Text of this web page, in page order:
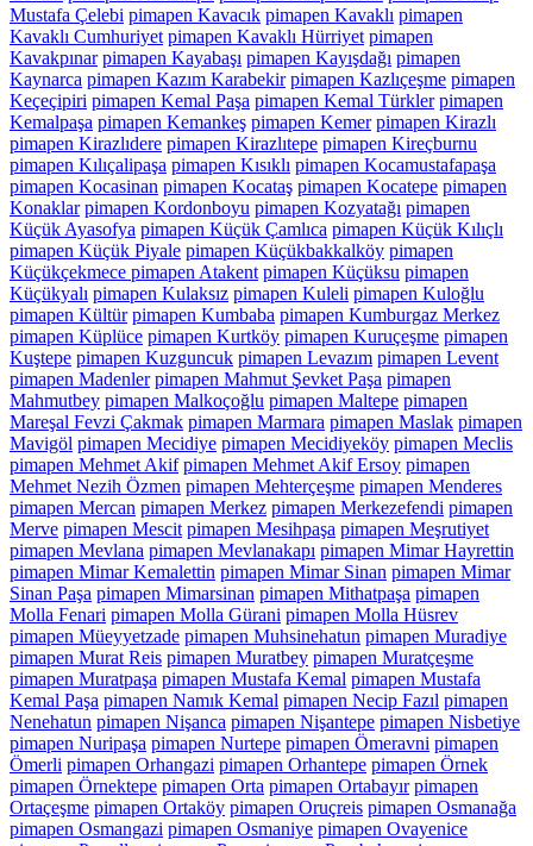
Mustafa Çelebi pimapen Kavacık pimapen Kavaklı pimapen
Kavaklı Cumhuriyet pimapen Kavaklı Hürriyet pimapen
Kavakpınar pimapen Kayabaşı pimapen Kayışdağı pimapen
Kaynarca pimapen Kazım Karabekir pimapen Kazlıçeşme pimapen
Keçeçipiri pimapen Kemal Paşa pimapen Kemal Türkler pimapen
Kemalpaşa pimapen Kemankeş pimapen Kemer pimapen Kirazlı
pimapen Kirazlıdere pimapen Kirazlıtepe pimapen Kireçburnu
pimapen Kılıçalipaşa pimapen Kısıklı pimapen Kocamustafapaşa
pimapen Kocasinan pimapen Kocataş pimapen Kocatepe pimapen
Konaklar pimapen Kordonboyu pimapen Kozyatağı pimapen
Küçük Ayasofya pimapen Küçük Çamlıca pimapen Küçük Kılıçlı
pimapen Küçük Piyale pimapen Küçükbakkalköy pimapen
Küçükçekmece pimapen Atakent pimapen Küçüksu pimapen
Küçükyalı pimapen Kulaksız pimapen Kuleli pimapen Kuloğlu
pimapen Kültür pimapen Kumbaba pimapen Kumburgaz Merkez
pimapen Küplüce pimapen Kurtköy pimapen Kuruçeşme pimapen
Kuştepe pimapen Kuzguncuk pimapen Levazım pimapen Levent
pimapen Madenler pimapen Mahmut Şevket Paşa pimapen
Mahmutbey pimapen Malkoçoğlu pimapen Maltepe pimapen
Mareşal Fevzi Çakmak pimapen Marmara pimapen Maslak pimapen
Mavigöl pimapen Mecidiye pimapen Mecidiyeköy pimapen Meclis
pimapen Mehmet Akif pimapen Mehmet Akif Ersoy pimapen
Mehmet Nezih Özmen pimapen Mehterçeşme pimapen Menderes
pimapen Mercan pimapen Merkez pimapen Merkezefendi pimapen
Merve pimapen Mescit pimapen Mesihpaşa pimapen Meşrutiyet
pimapen Mevlana pimapen Mevlanakapı pimapen Mimar Hayrettin
pimapen Mimar Kemalettin pimapen Mimar Sinan pimapen Mimar
Sinan Paşa pimapen Mimarsinan pimapen Mithatpaşa pimapen
Molla Fenari pimapen Molla Gürani pimapen Molla Hüsrev
pimapen Müeyyetzade pimapen Muhsinehatun pimapen Muradiye
pimapen Murat Reis pimapen Muratbey pimapen Muratçeşme
pimapen Muratpaşa pimapen Mustafa Kemal pimapen Mustafa
Kemal Paşa pimapen Namık Kemal pimapen Necip Fazıl pimapen
Nenehatun pimapen Nişanca pimapen Nişantepe pimapen Nisbetiye
pimapen Nuripaşa pimapen Nurtepe pimapen Ömeravni pimapen
Ömerli pimapen Orhangazi pimapen Orhantepe pimapen Örnek
pimapen Örnektepe pimapen Orta pimapen Ortabayır pimapen
Ortaçeşme pimapen Ortaköy pimapen Oruçreis pimapen Osmanağa
pimapen Osmangazi pimapen Osmaniye pimapen Ovayenice